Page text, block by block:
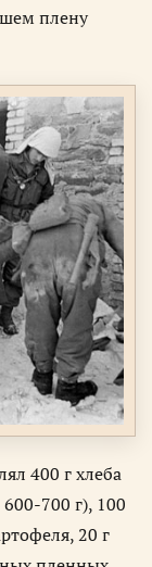
плену
400 г хлеба
700 г), 100
20 г